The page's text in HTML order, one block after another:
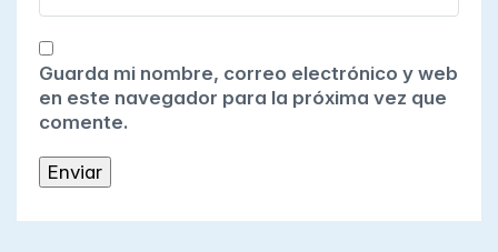
Guarda mi nombre, correo electrónico y web
en este navegador para la próxima vez que
comente.